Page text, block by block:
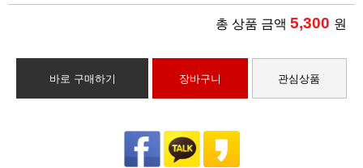
총 상품 금액 5,300 원
바로 구매하기 장바구니 관심상품